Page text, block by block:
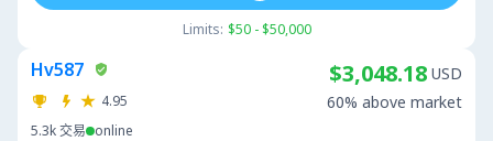
Limits: $50 - $50,000
Hv587
4.95
5.3k交易 online
$3,048.18 USD
60% above market